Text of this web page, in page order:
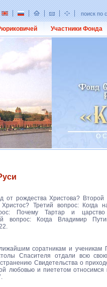
поиск по
Участники Фонда
от рождества Христова? Второй
Третий вопрос: Когда
Почему Тартар и
вопрос: Когда Владимир
соратникам и ученикам
Спасителя отдали всю
Свидетельства о
любовью и пиететом относимся